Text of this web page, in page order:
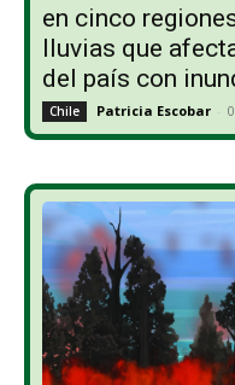
en cinco
lluvias que
del país con
Chile Patricia Escobar -